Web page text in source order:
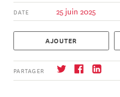
DATE 25 juin 2025
AJOUTER
PARTAGER